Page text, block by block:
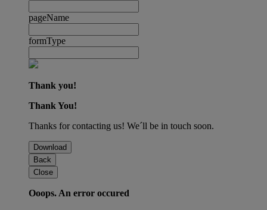
pageName
formType
Thank you!
Thank You!
Thanks for contacting us! We´ll be in touch soon.
Download
Back
Close
Ooops. An error occured